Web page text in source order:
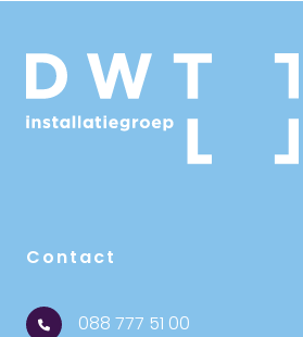
Contact
088 777 51 00